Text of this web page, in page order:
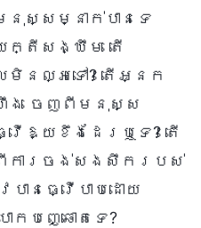
សម្នាក់បានទេ
យក្តីសង្ឃឹម តើ
មិនល្អទៅ? តើអ្នក
ហឹង ចេញពីមនុស្ស
ើឱ្យខឹងដែរឬទេ? តើ
ពីការចង់សងសឹករបស់
ានធ្វើបាបដោយ
កបញ្ឆោតទេ?